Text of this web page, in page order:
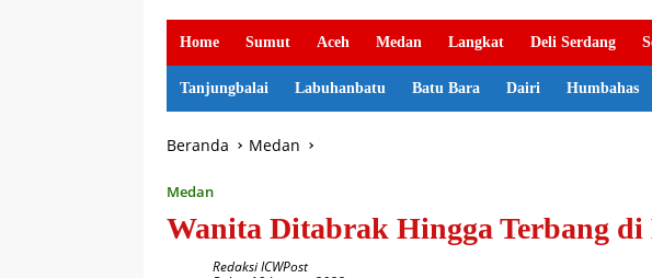
Home Sumut Aceh Medan Langkat Deli Serdang
Tanjungbalai Labuhanbatu Batu Bara Dairi Humbahas
Beranda Medan
Medan
Wanita Ditabrak Hingga Terbang di
Redaksi ICWPost